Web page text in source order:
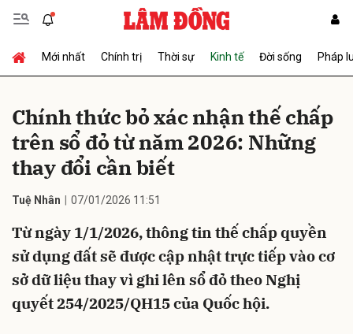
Mới nhất Chính trị Thời sự Kinh tế Đời sống Pháp
Chính thức bỏ xác nhận thế chấp
trên sổ đỏ từ năm 2026: Những
thay đổi cần biết
Tuệ Nhân 07/01/2026 11:51
Từ ngày 1/1/2026, thông tin thế chấp quyền
sử dụng đất sẽ được cập nhật trực tiếp vào cơ
sở dữ liệu thay vì ghi lên sổ đỏ theo Nghị
quyết 254/2025/QH15 của Quốc hội.
Gửi bình luận
Hủy Gửi